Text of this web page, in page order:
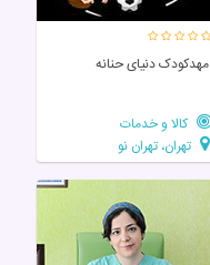
مهدکودک دنیای حنانه
کالا و خدمات
تهران، تهران نو